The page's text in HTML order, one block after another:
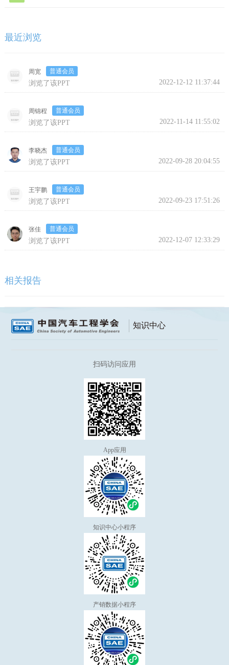
最近浏览
周宽 普通会员
浏览了该PPT 2022-12-12 11:37:44
周锦程 普通会员
浏览了该PPT 2022-11-14 11:55:02
李晓杰 普通会员
浏览了该PPT 2022-09-28 20:04:55
王宇鹏 普通会员
浏览了该PPT 2022-09-23 17:51:26
张佳 普通会员
浏览了该PPT 2022-12-07 12:33:29
相关报告
知识中心
扫码访问应用
App应用
知识中心小程序
产销数据小程序